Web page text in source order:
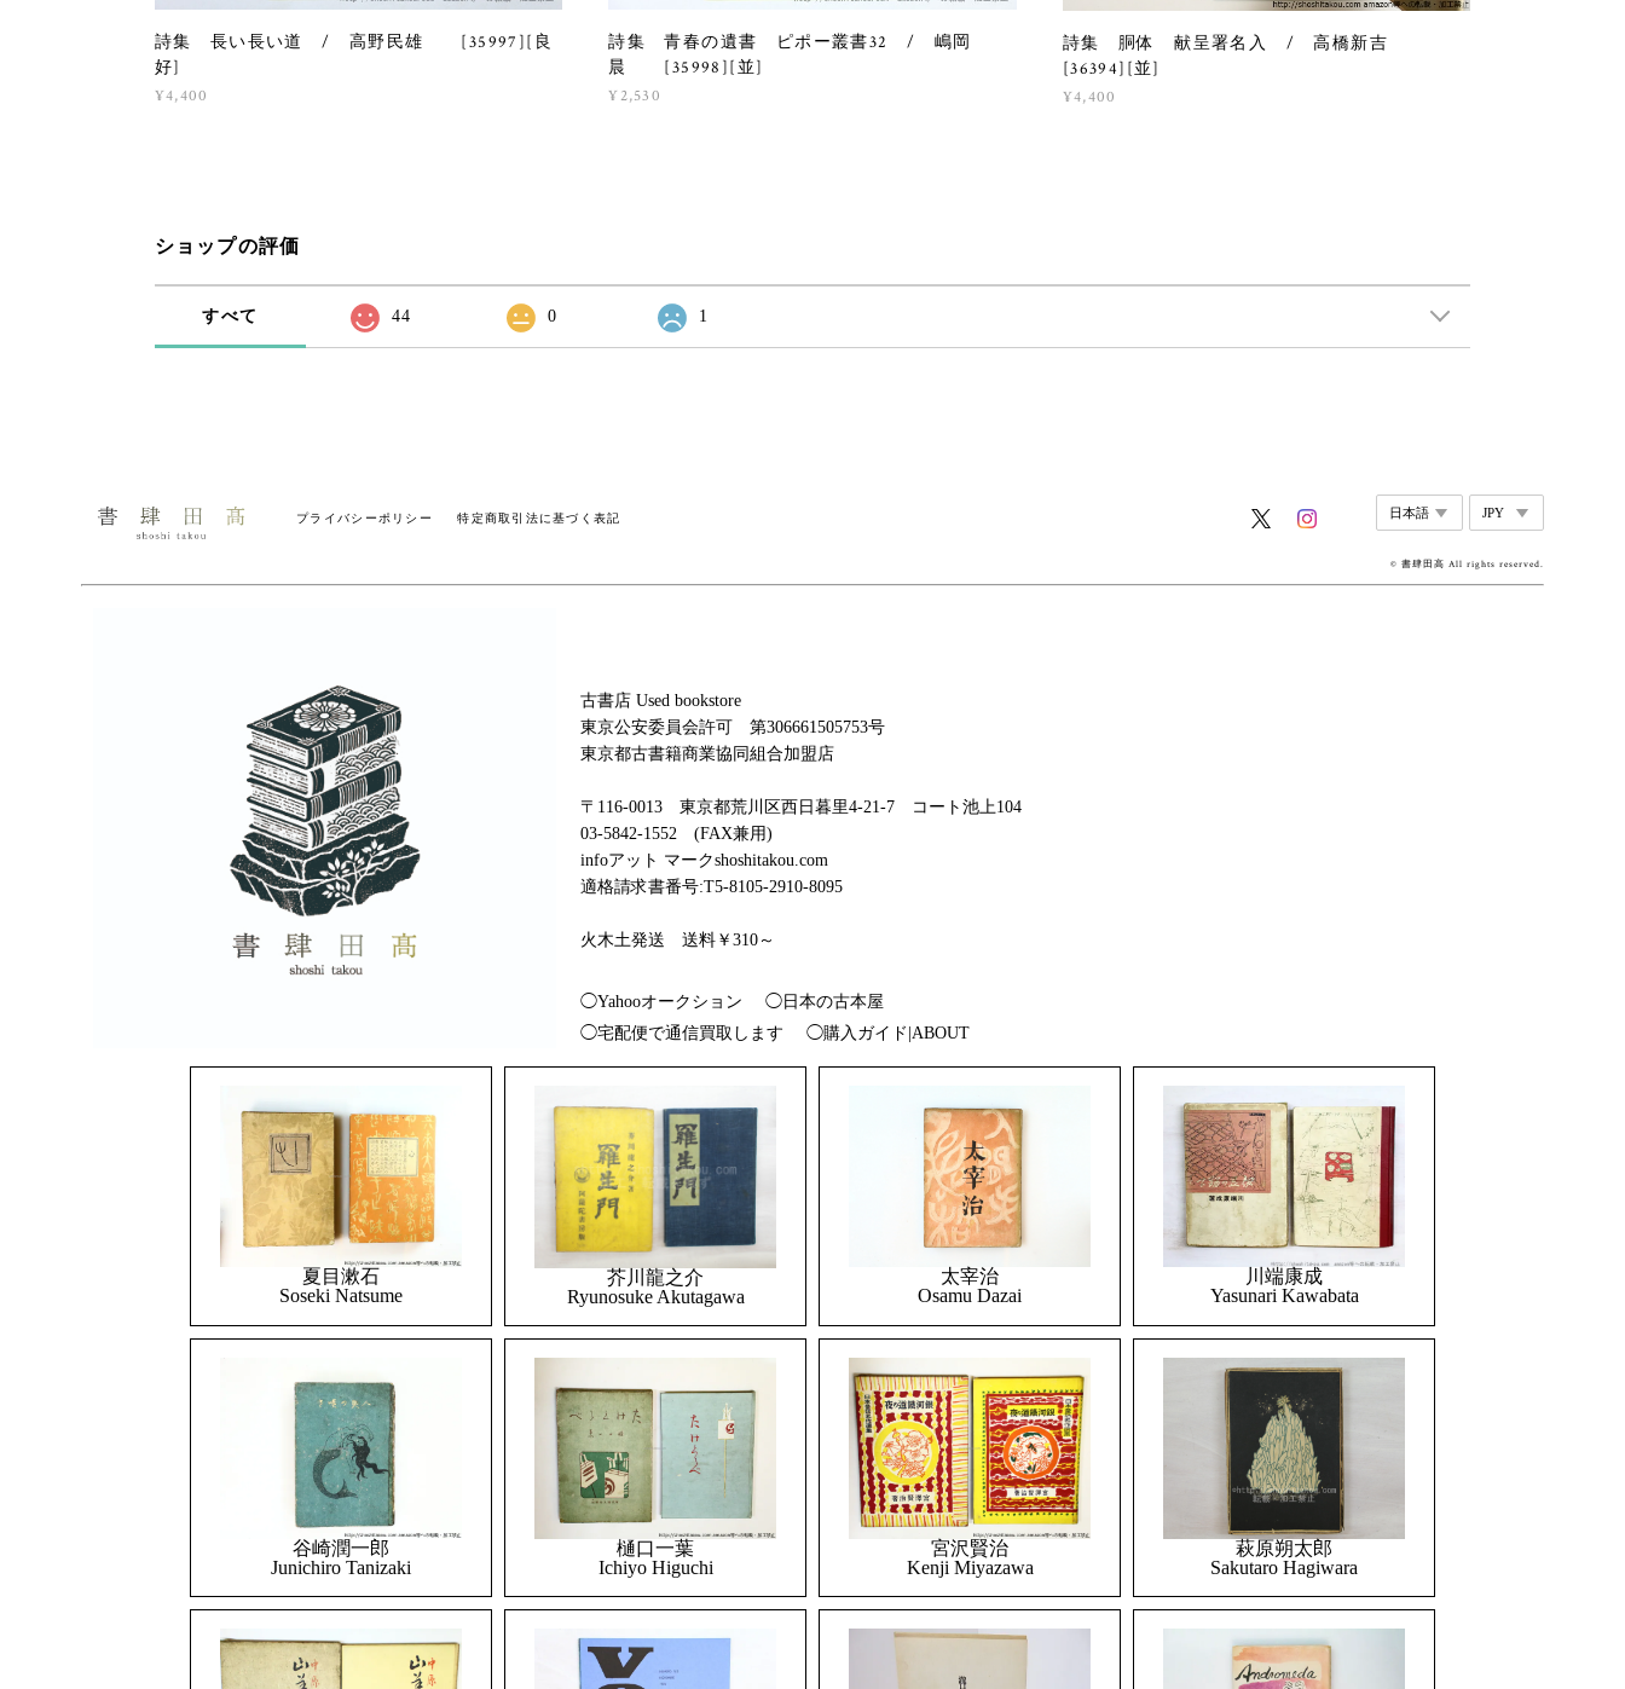
詩集 長い長い道 / 高野民雄 [35997][良
好]
¥4,400
詩集 青春の遺書 ピポー叢書32 / 嶋岡
晨 [35998][並]
¥2,530
詩集 胴体 献呈署名入 / 高橋新吉
[36394][並]
¥4,400
ショップの評価
すべて 44 0 1
プライバシーポリシー 特定商取引法に基づく表記
© 書肆田高 All rights reserved.
古書店 Used bookstore
東京公安委員会許可 第306661505753号
東京都古書籍商業協同組合加盟店
〒116-0013 東京都荒川区西日暮里4-21-7 コート池上104
03-5842-1552 (FAX兼用)
infoアット マークshoshitakou.com
適格請求書番号:T5-8105-2910-8095
火木土発送 送料￥310～
◯Yahooオークション
◯日本の古本屋
◯宅配便で通信買取します
◯購入ガイド|ABOUT
夏目漱石
Soseki Natsume
芥川龍之介
Ryunosuke Akutagawa
太宰治
Osamu Dazai
川端康成
Yasunari Kawabata
谷崎潤一郎
Junichiro Tanizaki
樋口一葉
Ichiyo Higuchi
宮沢賢治
Kenji Miyazawa
萩原朔太郎
Sakutaro Hagiwara